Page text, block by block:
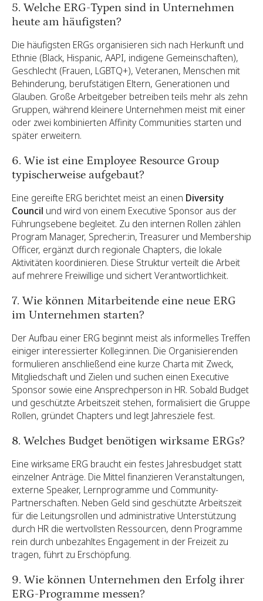
5. Welche ERG-Typen sind in Unternehmen
heute am häufigsten?
Die häufigsten ERGs organisieren sich nach Herkunft und
Ethnie (Black, Hispanic, AAPI, indigene Gemeinschaften),
Geschlecht (Frauen, LGBTQ+), Veteranen, Menschen mit
Behinderung, berufstätigen Eltern, Generationen und
Glauben. Große Arbeitgeber betreiben teils mehr als zehn
Gruppen, während kleinere Unternehmen meist mit einer
oder zwei kombinierten Affinity Communities starten und
später erweitern.
6. Wie ist eine Employee Resource Group
typischerweise aufgebaut?
Eine gereifte ERG berichtet meist an einen Diversity
Council und wird von einem Executive Sponsor aus der
Führungsebene begleitet. Zu den internen Rollen zählen
Program Manager, Sprecher:in, Treasurer und Membership
Officer, ergänzt durch regionale Chapters, die lokale
Aktivitäten koordinieren. Diese Struktur verteilt die Arbeit
auf mehrere Freiwillige und sichert Verantwortlichkeit.
7. Wie können Mitarbeitende eine neue ERG
im Unternehmen starten?
Der Aufbau einer ERG beginnt meist als informelles Treffen
einiger interessierter Kolleg:innen. Die Organisierenden
formulieren anschließend eine kurze Charta mit Zweck,
Mitgliedschaft und Zielen und suchen einen Executive
Sponsor sowie eine Ansprechperson in HR. Sobald Budget
und geschützte Arbeitszeit stehen, formalisiert die Gruppe
Rollen, gründet Chapters und legt Jahresziele fest.
8. Welches Budget benötigen wirksame ERGs?
Eine wirksame ERG braucht ein festes Jahresbudget statt
einzelner Anträge. Die Mittel finanzieren Veranstaltungen,
externe Speaker, Lernprogramme und Community-
Partnerschaften. Neben Geld sind geschützte Arbeitszeit
für die Leitungsrollen und administrative Unterstützung
durch HR die wertvollsten Ressourcen, denn Programme
rein durch unbezahltes Engagement in der Freizeit zu
tragen, führt zu Erschöpfung.
9. Wie können Unternehmen den Erfolg ihrer
ERG-Programme messen?